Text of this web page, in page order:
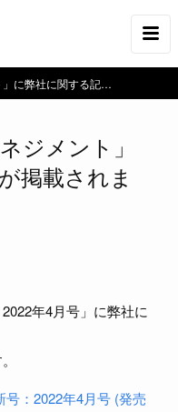
「月刊プロパティマネジメント」に弊社に関する記事が掲載されました
ジメント」
掲載されま
年4月号」に弊社に
：2022年4月号 (発売